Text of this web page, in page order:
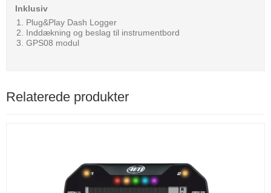
Inklusiv
Plug&Play Dash Logger
Inddækning og beslag til instrumentbord
GPS08 modul
Relaterede produkter